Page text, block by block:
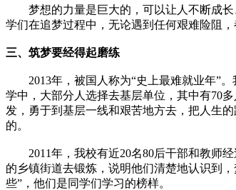
梦想的力量是巨大的，可以让人不断成长
学们在追梦过程中，无论遇到任何艰难险阻
三、筑梦要经得起磨练
2013年，被国人称为“史上最难就业年”。
学中，大部分人选择去基层单位，其中有70
发，勇于到基层一线和艰苦地方去，把人生
的。
2011年，我校有近20名80后干部和教师经
的乡镇街道去锻炼，说明他们清楚地认识到
些”，他们是同学们学习的榜样。